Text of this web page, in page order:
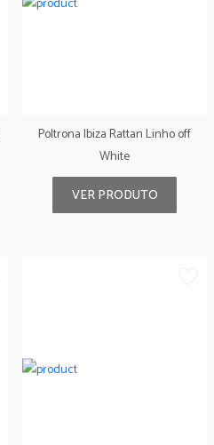
Poltrona Ibiza Rattan Linho off
White
VER PRODUTO